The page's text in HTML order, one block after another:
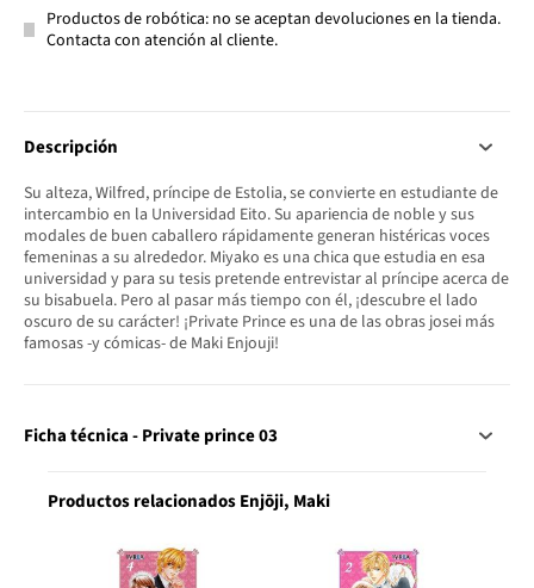
Productos de robótica: no se aceptan devoluciones en la tienda.
Contacta con atención al cliente.
Descripción
Su alteza, Wilfred, príncipe de Estolia, se convierte en estudiante de
intercambio en la Universidad Eito. Su apariencia de noble y sus
modales de buen caballero rápidamente generan histéricas voces
femeninas a su alrededor. Miyako es una chica que estudia en esa
universidad y para su tesis pretende entrevistar al príncipe acerca de
su bisabuela. Pero al pasar más tiempo con él, ¡descubre el lado
oscuro de su carácter! ¡Private Prince es una de las obras josei más
famosas -y cómicas- de Maki Enjouji!
Ficha técnica - Private prince 03
Productos relacionados Enjōji, Maki